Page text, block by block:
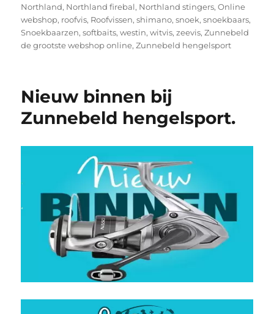
Northland, Northland firebal, Northland stingers,Online
webshop, roofvis, Roofvissen,shimano,snoek,snoekbaars,
Snoekbaarzen,softbaits,westin,witvis,zeevis,Zunnebeld
de grootste webshop online,Zunnebeld hengelsport
Nieuw binnen bij
Zunnebeld hengelsport.